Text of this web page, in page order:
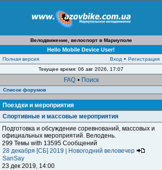
Велодвижение, велоспорт в Мариуполе
Hello Mobile Device User!
Полная версия Вход • Регистрация
Текущее время: 06 авг 2026, 17:07
FAQ • Поиск
Список форумов
Поездки и мероприятия
Спортивные и массовые мероприятия
Подготовка и обсуждение соревнований, массовых и
официальных мероприятий. Велодень.
299 Темы with 13595 Сообщений
28 декабря [СБ] 2019 | Новогодний веловечер
SanSay
23 дек 2019, 14:00